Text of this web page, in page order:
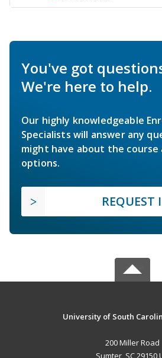
You've got
We're here to help.
Our highly knowledgeable
Specialists will answer any
might have about the course
options.
REQUEST
University of South
200 Miller Road
Sumter, SC 29150